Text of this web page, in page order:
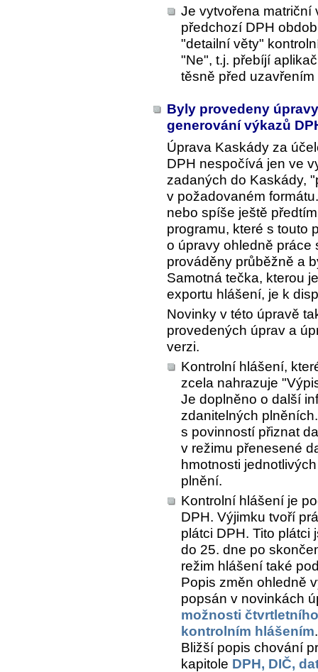
Je vytvořena matriční
předchozí DPH
"detailní věty"
"Ne", t.j. přebíjí
těsně před
Byly provedeny
generování výkazů
Úprava Kaskády za
DPH nespočívá jen ve
zadaných do Kaskády,
v požadovaném
nebo spíše ještě
programu, které s touto
o úpravy ohledně práce
prováděny průběžně a
Samotná tečka, kterou
exportu hlášení, je k
Novinky v této úpravě
provedených úprav a
verzi.
Kontrolní hlášení,
zcela nahrazuje
Je doplněno o další
zdanitelných
s povinností přiznat
v režimu přenesené
hmotnosti
plnění.
Kontrolní hlášení je
DPH. Výjimku tvoří
plátci DPH. Tito
do 25. dne po
režim hlášení také
Popis změn ohledně
popsán v novinkách
možnosti
kontrolním hlášením.
Bližší popis chování
kapitole DPH, DIČ,